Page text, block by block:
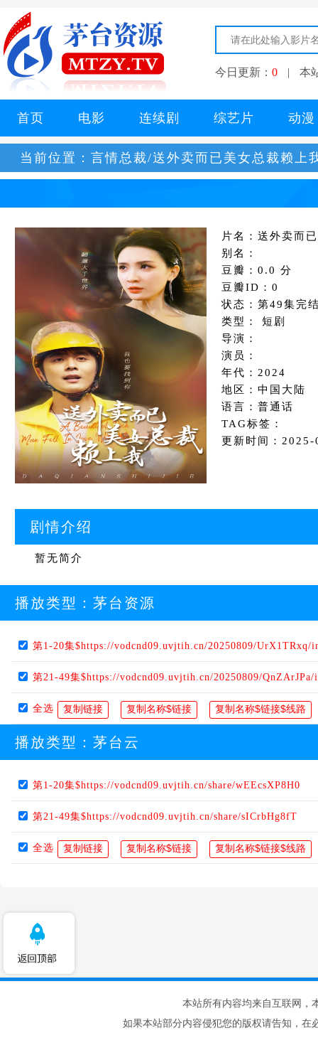
今日更新： 0 | 本
首页 电影 连续剧 综艺片 动漫
当前位置： 言情总裁/送外卖而已美女总裁赖上
片名：送外卖而
别名：
豆瓣：0.0 分
豆瓣ID：0
状态：第49集完
类型： 短剧
导演：
演员：
年代：2024
地区：中国大陆
语言：普通话
TAG标签：
更新时间：
剧情介绍
暂无简介
播放类型： 茅台资源
第1-20集$https://vodcnd09.uvjtih.cn/20250809/UrX1TRxq/
第21-49集$https://vodcnd09.uvjtih.cn/20250809/QnZArJPa/
全选
播放类型： 茅台云
第1-20集$https://vodcnd09.uvjtih.cn/share/wEEcsXP8H0
第21-49集$https://vodcnd09.uvjtih.cn/share/sICrbHg8fT
全选
本站所有内容均来自互联网，
如果本站部分内容侵犯您的版权请告知，在